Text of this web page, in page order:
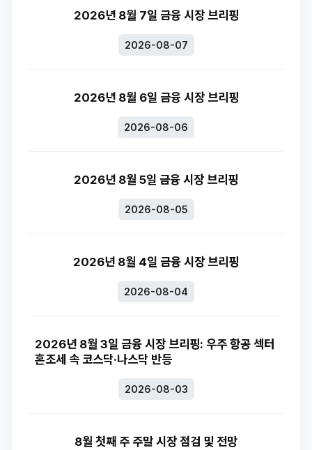
2026년 8월 7일 금융 시장 브리핑
2026-08-07
2026년 8월 6일 금융 시장 브리핑
2026-08-06
2026년 8월 5일 금융 시장 브리핑
2026-08-05
2026년 8월 4일 금융 시장 브리핑
2026-08-04
2026년 8월 3일 금융 시장 브리핑: 우주 항공 섹터
혼조세 속 코스닥·나스닥 반등
2026-08-03
8월 첫째 주 주말 시장 점검 및 전망